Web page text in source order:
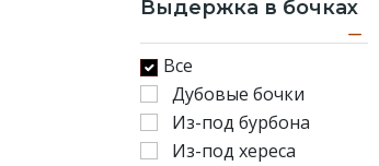
Выдержка в бочках
Все
Дубовые бочки
Из-под бурбона
Из-под хереса